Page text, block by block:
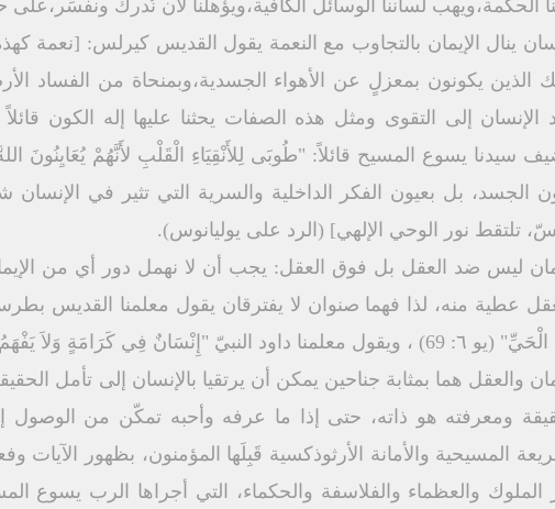
الحكمة،ویھب لساننا الوسائل الكافیة،ویؤھلنا لأن نُدرك
ینال الإیمان بالتجاوب مع النعمة یقول القدیس كیرلس:
الذین یكونون بمعزلٍ عن الأھواء الجسدیة،وبمنحاة من الفساد
الجسد، بل بعیون الفكر الداخلیة والسریة التي تثیر في
تلتقط نور الوحي الإلھي] (الرد على یولیانوس).
لیس ضد العقل بل فوق العقل: یجب أن لا نھمل دور أي من
عطیة منه، لذا فھما صنوان لا یفترقان یقول معلمنا القدیس
معلمنا داود النبيّ "إِنْسَانٌ فِي كَرَامَةٍ وَلاَ یَفْھَمُ یُشْبِه الْبَھَائِمَ الَّتِي تُبَادُ" (مز ٤۹: 20).
والعقل ھما بمثابة جناحین یمكن أن یرتقیا بالإنسان إلى تأمل
ومعرفته ھو ذاته، حتى إذا ما عرفه وأحبه تمكّن من
المسیحیة والأمانة الأرثوذكسیة قَبِلَھا المؤمنون، بظھور
الملوك والعظماء والفلاسفة والحكماء، التي أجراھا الرب یسوع